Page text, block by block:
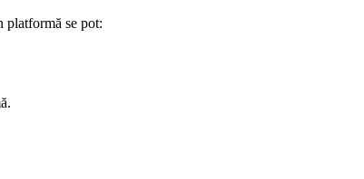
platformă se pot: